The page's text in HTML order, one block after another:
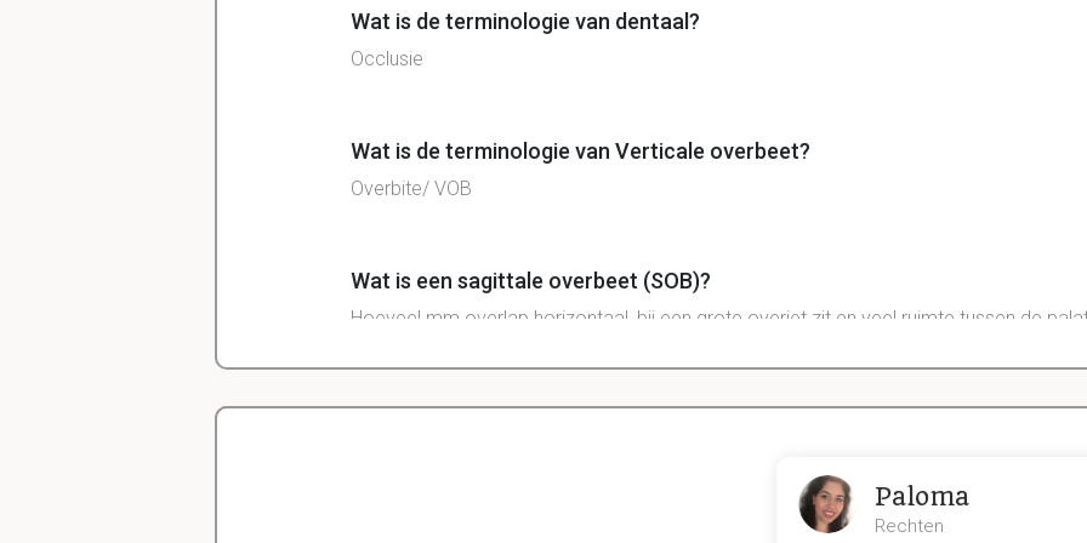
Wat is de terminologie van dentaal?
Occlusie
Wat is de terminologie van Verticale overbeet?
Overbite/ VOB
Wat is een sagittale overbeet (SOB)?
Hoeveel mm overlap horizontaal, bij een grote overjet zit en veel ruimte tussen de
Paloma
Rechten